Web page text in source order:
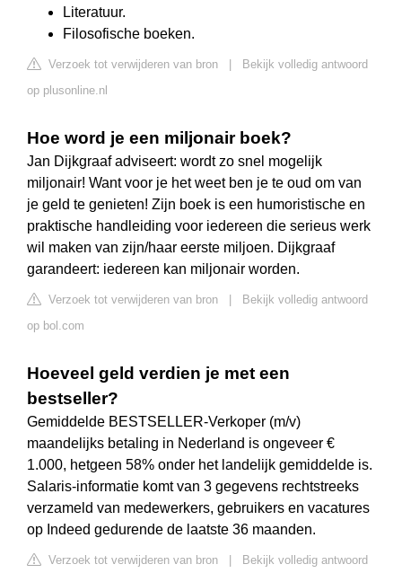
Literatuur.
Filosofische boeken.
Verzoek tot verwijderen van bron
Bekijk volledig antwoord
op plusonline.nl
Hoe word je een miljonair boek?
Jan Dijkgraaf adviseert: wordt zo snel mogelijk
miljonair! Want voor je het weet ben je te oud om van
je geld te genieten! Zijn boek is een humoristische en
praktische handleiding voor iedereen die serieus werk
wil maken van zijn/haar eerste miljoen. Dijkgraaf
garandeert: iedereen kan miljonair worden.
Verzoek tot verwijderen van bron
Bekijk volledig antwoord
op bol.com
Hoeveel geld verdien je met een
bestseller?
Gemiddelde BESTSELLER-Verkoper (m/v)
maandelijks betaling in Nederland is ongeveer €
1.000, hetgeen 58% onder het landelijk gemiddelde is.
Salaris-informatie komt van 3 gegevens rechtstreeks
verzameld van medewerkers, gebruikers en vacatures
op Indeed gedurende de laatste 36 maanden.
Verzoek tot verwijderen van bron
Bekijk volledig antwoord